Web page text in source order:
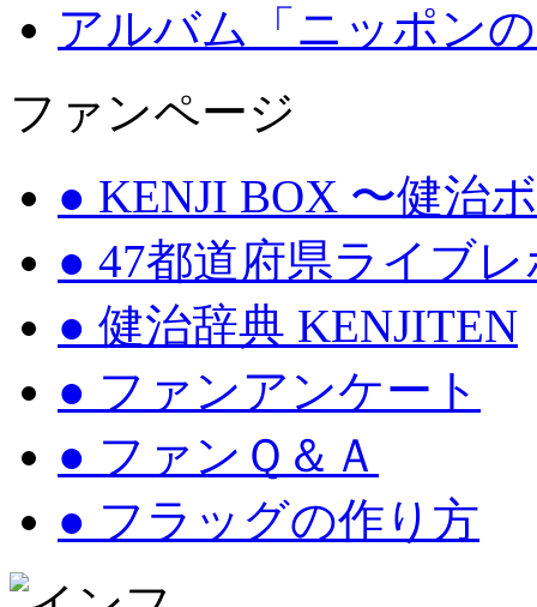
アルバム「ニッポン
ファンページ
● KENJI BOX 〜健治
● 47都道府県ライブ
● 健治辞典 KENJITEN
● ファンアンケート
● ファンＱ＆Ａ
● フラッグの作り方